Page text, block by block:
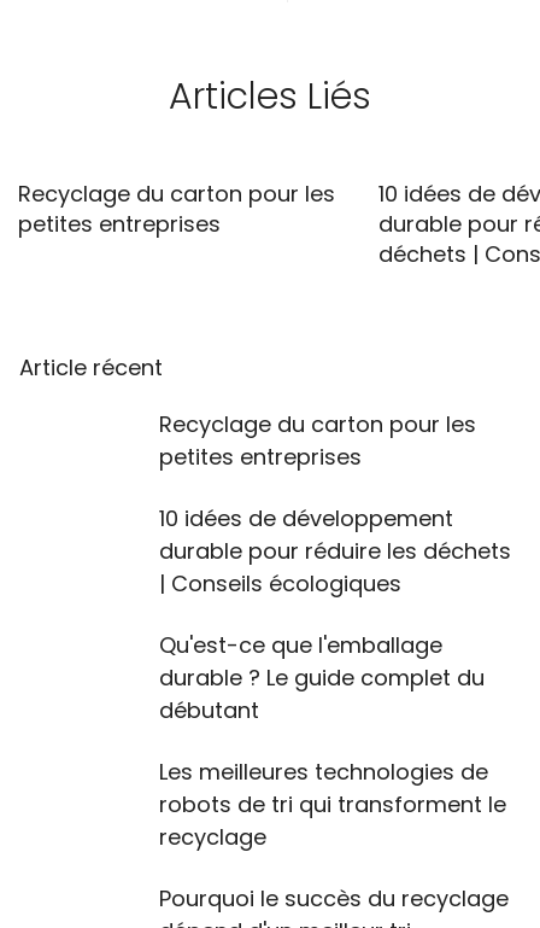
Articles Liés
Recyclage du carton pour les
petites entreprises
10 idées de
durable pour
déchets |
Article récent
Recyclage du carton pour les
petites entreprises
10 idées de développement
durable pour réduire les déchets
| Conseils écologiques
Qu'est-ce que l'emballage
durable ? Le guide complet du
débutant
Les meilleures technologies de
robots de tri qui transforment le
recyclage
Pourquoi le succès du recyclage